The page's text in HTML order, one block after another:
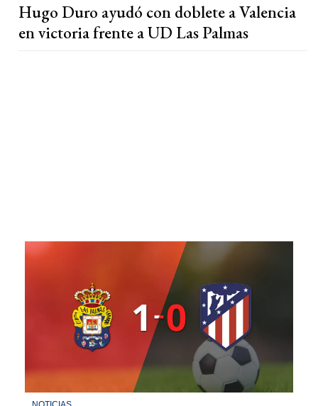
Hugo Duro ayudó con doblete a Valencia
en victoria frente a UD Las Palmas